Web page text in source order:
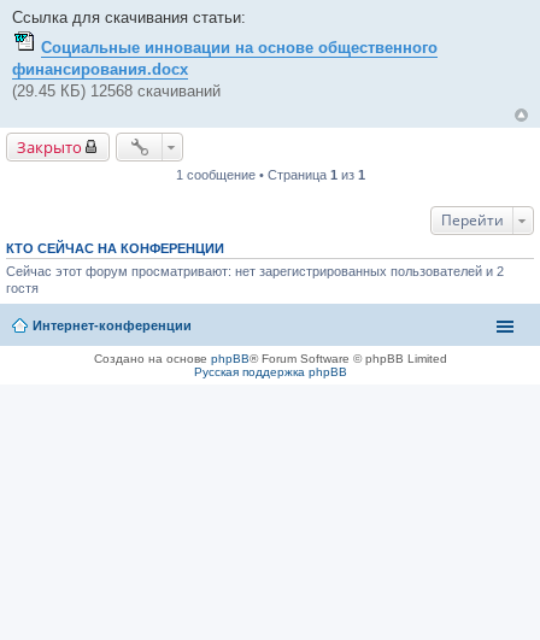
о
б
щ
е
н
и
Ссылка для скачивания статьи:
Социальные инновации на основе общественного
финансирования.docx
(29.45 КБ) 12568 скачиваний
Закрыто
1 сообщение • Страница 1 из 1
Перейти
КТО СЕЙЧАС НА КОНФЕРЕНЦИИ
Сейчас этот форум просматривают: нет зарегистрированных пользователей и 2
гостя
Интернет-конференции
Создано на основе phpBB® Forum Software © phpBB Limited
Русская поддержка phpBB